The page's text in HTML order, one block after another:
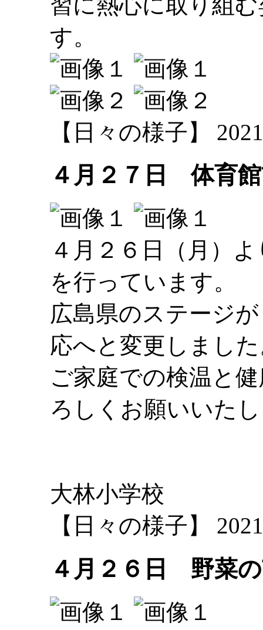
す。
【日々の様子】
４月２７日 体育
４月２６日（月）
を行っています。
広島県のステージ
応へと変更しまし
ご家庭での検温と
ろしくお願いいた
大林小学校
【日々の様子】
４月２６日 野菜